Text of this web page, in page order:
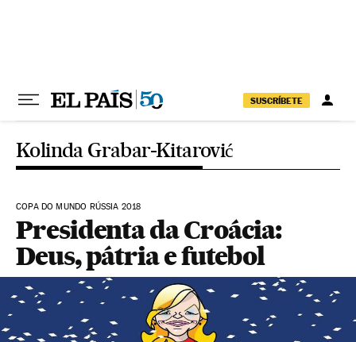
SUSCRÍBETE
Kolinda Grabar-Kitarović
COPA DO MUNDO RÚSSIA 2018
Presidenta da Croácia:
Deus, pátria e futebol